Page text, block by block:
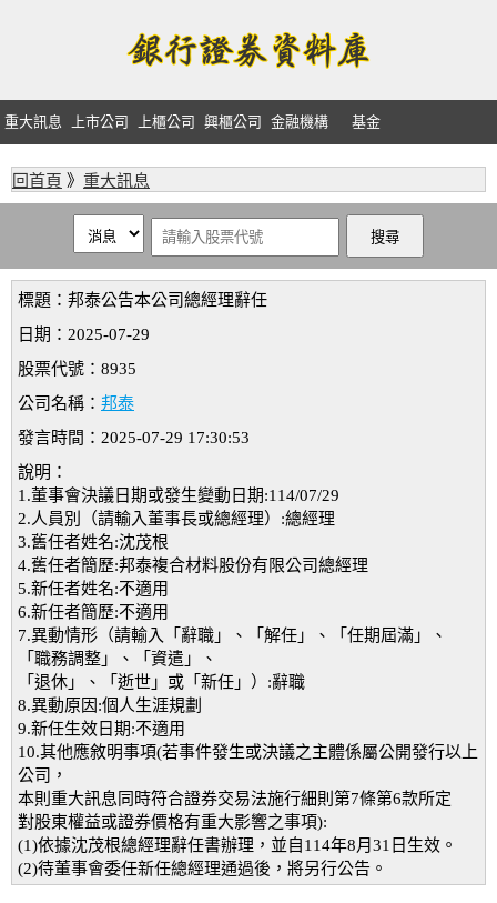
重大訊息 上市公司 上櫃公司 興櫃公司 金融機構 基金
回首頁 》 重大訊息
標題：邦泰公告本公司總經理辭任
日期：2025-07-29
股票代號：8935
公司名稱： 邦泰
發言時間：2025-07-29 17:30:53
說明：
1.董事會決議日期或發生變動日期:114/07/29
2.人員別（請輸入董事長或總經理）:總經理
3.舊任者姓名:沈茂根
4.舊任者簡歷:邦泰複合材料股份有限公司總經理
5.新任者姓名:不適用
6.新任者簡歷:不適用
7.異動情形（請輸入「辭職」、「解任」、「任期屆滿」、
「職務調整」、「資遣」、
「退休」、「逝世」或「新任」）:辭職
8.異動原因:個人生涯規劃
9.新任生效日期:不適用
10.其他應敘明事項(若事件發生或決議之主體係屬公開發行以上
公司，
本則重大訊息同時符合證券交易法施行細則第7條第6款所定
對股東權益或證券價格有重大影響之事項):
(1)依據沈茂根總經理辭任書辦理，並自114年8月31日生效。
(2)待董事會委任新任總經理通過後，將另行公告。